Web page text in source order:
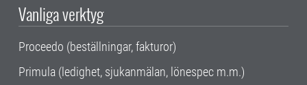
Vanliga verktyg
Proceedo (beställningar, fakturor)
Primula (ledighet, sjukanmälan, lönespec m.m.)